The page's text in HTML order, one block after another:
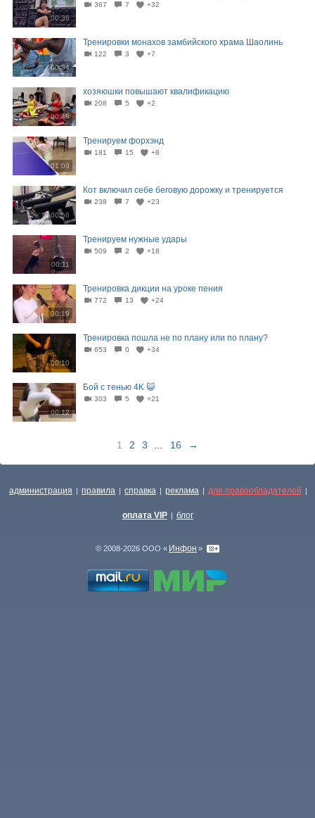
00:36
367 7 +32
00:34
Тренировки монахов замбийского храма Шаолинь
122 3 +7
00:48
хозяюшки повышают квалификацию
208 5 +2
01:09
Тренируем форхэнд
181 15 +8
00:56
Кот включил себе беговую дорожку и тренируется
238 7 +23
00:11
Тренируем нужные удары
509 2 +18
00:19
Тренировка дикции на уроке пения
772 13 +24
00:10
Тренировка пошла не по плану или по плану?
653 0 +34
00:12
Бой с тенью 4K 😺
303 5 +21
1 2 3 16 →
администрация | правила | справка | реклама | для правообладателей |
оплата VIP | блог
© 2008-2026 ООО « Инфон »